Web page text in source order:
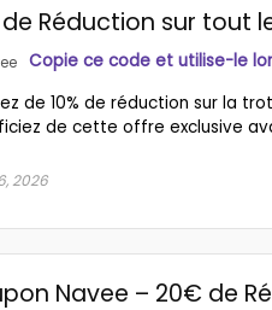
de Réduction sur tout
Copie ce code et utilise-le
de 10% de réduction sur la
de cette offre exclusive
2026
Navee – 20€ de